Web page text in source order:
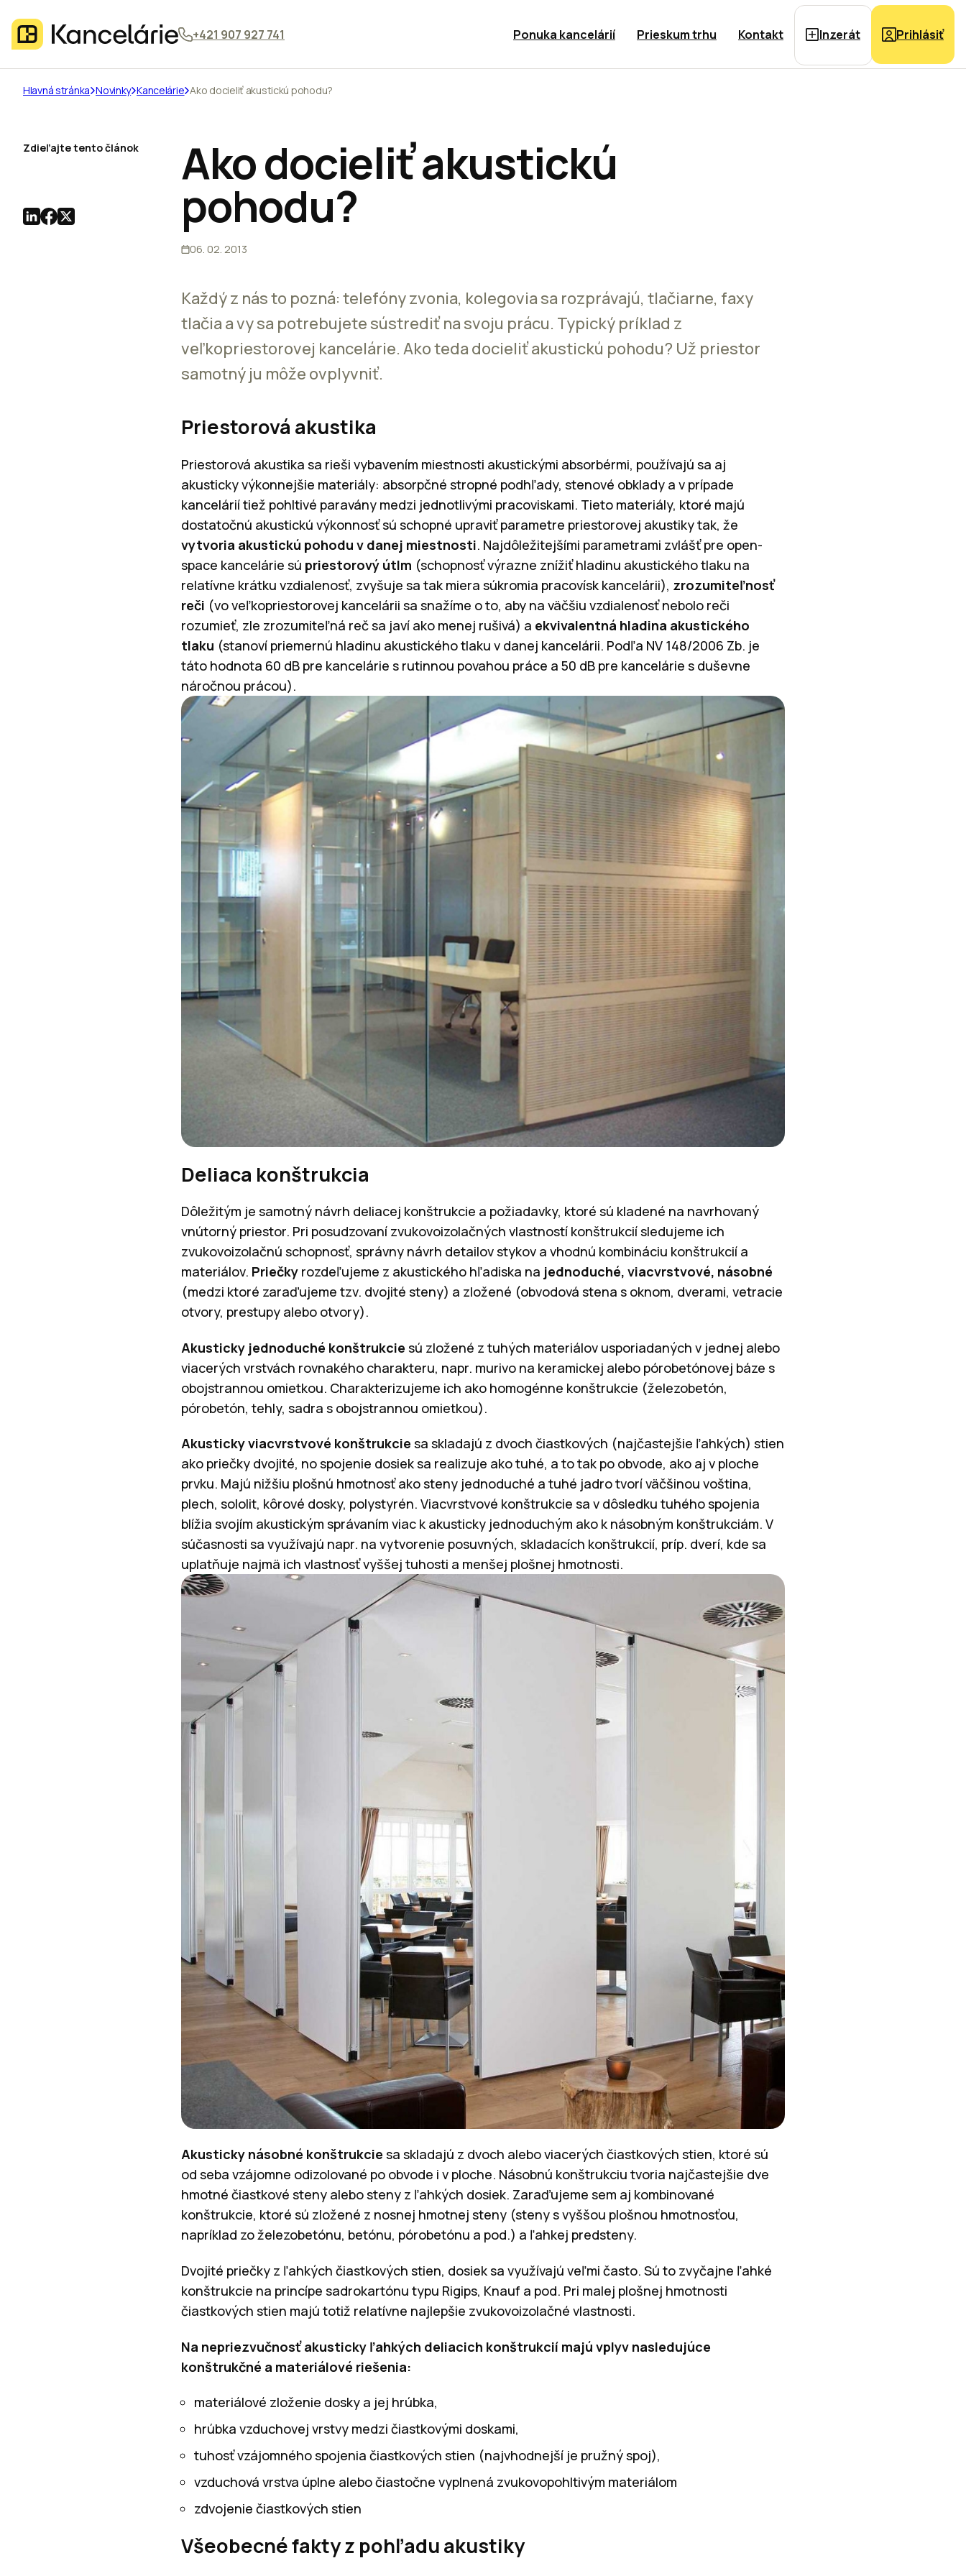
+421 907 927 741 Ponuka kancelárií Prieskum trhu Kontakt Inzerát Prihlásiť
Hlavná stránka Novinky Kancelárie Ako docieliť akustickú pohodu?
Ako docieliť akustickú
pohodu?
06. 02. 2013
Každý z nás to pozná: telefóny zvonia, kolegovia sa rozprávajú, tlačiarne, faxy
tlačia a vy sa potrebujete sústrediť na svoju prácu. Typický príklad z
veľkopriestorovej kancelárie. Ako teda docieliť akustickú pohodu? Už priestor
samotný ju môže ovplyvniť.
Priestorová akustika
Priestorová akustika sa rieši vybavením miestnosti akustickými absorbérmi, používajú sa aj
akusticky výkonnejšie materiály: absorpčné stropné podhľady, stenové obklady a v prípade
kancelárií tiež pohltivé paravány medzi jednotlivými pracoviskami. Tieto materiály, ktoré majú
dostatočnú akustickú výkonnosť sú schopné upraviť parametre priestorovej akustiky tak, že
vytvoria akustickú pohodu v danej miestnosti. Najdôležitejšími parametrami zvlášť pre open-
space kancelárie sú priestorový útlm (schopnosť výrazne znížiť hladinu akustického tlaku na
relatívne krátku vzdialenosť, zvyšuje sa tak miera súkromia pracovísk kancelárii), zrozumiteľnosť
reči (vo veľkopriestorovej kancelárii sa snažíme o to, aby na väčšiu vzdialenosť nebolo reči
rozumieť, zle zrozumiteľná reč sa javí ako menej rušivá) a ekvivalentná hladina akustického
tlaku (stanoví priemernú hladinu akustického tlaku v danej kancelárii. Podľa NV 148/2006 Zb. je
táto hodnota 60 dB pre kancelárie s rutinnou povahou práce a 50 dB pre kancelárie s duševne
náročnou prácou).
Deliaca konštrukcia
Dôležitým je samotný návrh deliacej konštrukcie a požiadavky, ktoré sú kladené na navrhovaný
vnútorný priestor. Pri posudzovaní zvukovoizolačných vlastností konštrukcií sledujeme ich
zvukovoizolačnú schopnosť, správny návrh detailov stykov a vhodnú kombináciu konštrukcií a
materiálov. Priečky rozdeľujeme z akustického hľadiska na jednoduché, viacvrstvové, násobné
(medzi ktoré zaraďujeme tzv. dvojité steny) a zložené (obvodová stena s oknom, dverami, vetracie
otvory, prestupy alebo otvory).
Akusticky jednoduché konštrukcie sú zložené z tuhých materiálov usporiadaných v jednej alebo
viacerých vrstvách rovnakého charakteru, napr. murivo na keramickej alebo pórobetónovej báze s
obojstrannou omietkou. Charakterizujeme ich ako homogénne konštrukcie (železobetón,
pórobetón, tehly, sadra s obojstrannou omietkou).
Akusticky viacvrstvové konštrukcie sa skladajú z dvoch čiastkových (najčastejšie ľahkých) stien
ako priečky dvojité, no spojenie dosiek sa realizuje ako tuhé, a to tak po obvode, ako aj v ploche
prvku. Majú nižšiu plošnú hmotnosť ako steny jednoduché a tuhé jadro tvorí väčšinou voština,
plech, sololit, kôrové dosky, polystyrén. Viacvrstvové konštrukcie sa v dôsledku tuhého spojenia
blížia svojím akustickým správaním viac k akusticky jednoduchým ako k násobným konštrukciám. V
súčasnosti sa využívajú napr. na vytvorenie posuvných, skladacích konštrukcií, príp. dverí, kde sa
uplatňuje najmä ich vlastnosť vyššej tuhosti a menšej plošnej hmotnosti.
Akusticky násobné konštrukcie sa skladajú z dvoch alebo viacerých čiastkových stien, ktoré sú
od seba vzájomne odizolované po obvode i v ploche. Násobnú konštrukciu tvoria najčastejšie dve
hmotné čiastkové steny alebo steny z ľahkých dosiek. Zaraďujeme sem aj kombinované
konštrukcie, ktoré sú zložené z nosnej hmotnej steny (steny s vyššou plošnou hmotnosťou,
napríklad zo železobetónu, betónu, pórobetónu a pod.) a ľahkej predsteny.
Dvojité priečky z ľahkých čiastkových stien, dosiek sa využívajú veľmi často. Sú to zvyčajne ľahké
konštrukcie na princípe sadrokartónu typu Rigips, Knauf a pod. Pri malej plošnej hmotnosti
čiastkových stien majú totiž relatívne najlepšie zvukovoizolačné vlastnosti.
Na nepriezvučnosť akusticky ľahkých deliacich konštrukcií majú vplyv nasledujúce
konštrukčné a materiálové riešenia:
materiálové zloženie dosky a jej hrúbka,
hrúbka vzduchovej vrstvy medzi čiastkovými doskami,
tuhosť vzájomného spojenia čiastkových stien (najvhodnejší je pružný spoj),
vzduchová vrstva úplne alebo čiastočne vyplnená zvukovopohltivým materiálom
zdvojenie čiastkových stien
Všeobecné fakty z pohľadu akustiky
Zdieľajte tento článok